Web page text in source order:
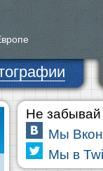
Не забывай
Мы
Мы в